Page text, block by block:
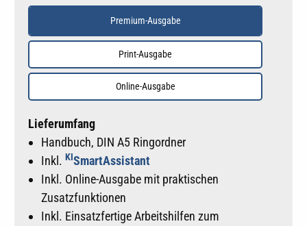
Premium-Ausgabe
Print-Ausgabe
Online-Ausgabe
Lieferumfang
Handbuch, DIN A5 Ringordner
Inkl. KISmartAssistant
Inkl. Online-Ausgabe mit praktischen
Zusatzfunktionen
Inkl. Einsatzfertige Arbeitshilfen zum